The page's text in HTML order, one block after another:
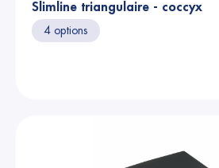
Slimline triangulaire - coccyx
4 options